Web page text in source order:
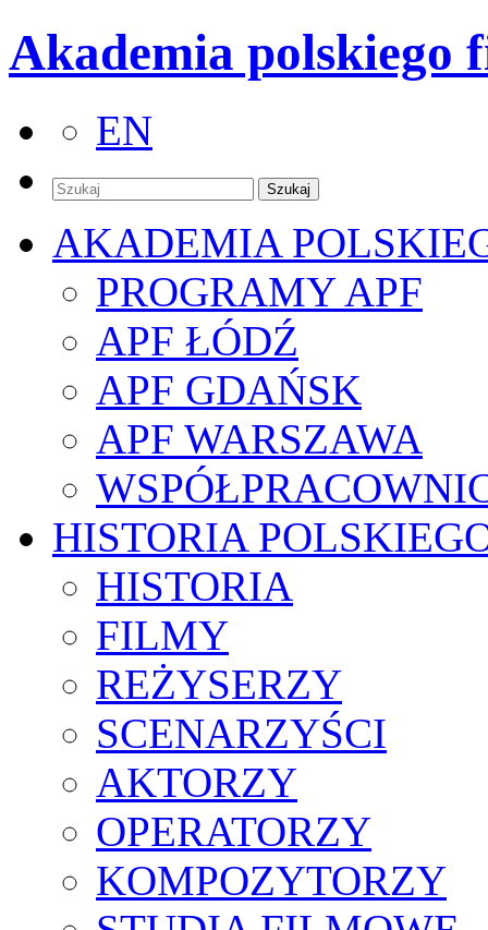
Akademia polskiego
EN
AKADEMIA
PROGRAMY APF
APF ŁÓDŹ
APF GDAŃSK
APF WARSZAWA
HISTORIA
HISTORIA
FILMY
REŻYSERZY
SCENARZYŚCI
AKTORZY
OPERATORZY
KOMPOZYTORZY